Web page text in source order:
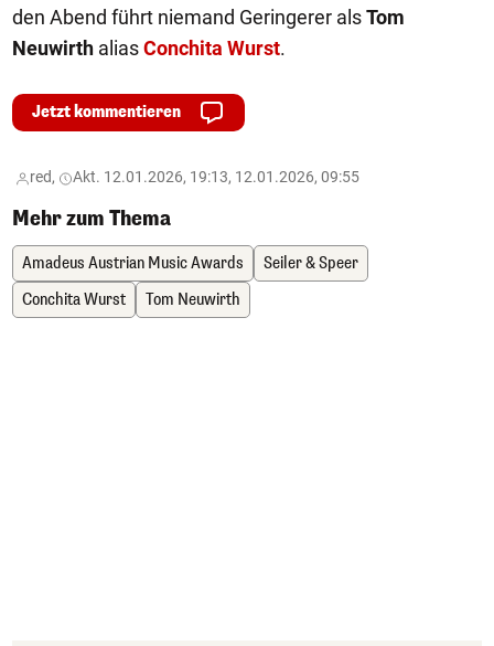
den Abend führt niemand Geringerer alsTom
Neuwirth aliasConchita Wurst.
Jetzt kommentieren
red, Akt. 12.01.2026, 19:13, 12.01.2026, 09:55
Mehr zum Thema
Amadeus Austrian Music Awards
Seiler & Speer
Conchita Wurst
Tom Neuwirth